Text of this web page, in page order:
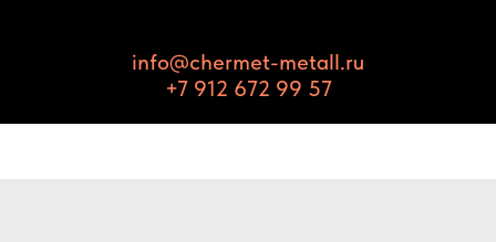
info@chermet-metall.ru
+7 912 672 99 57